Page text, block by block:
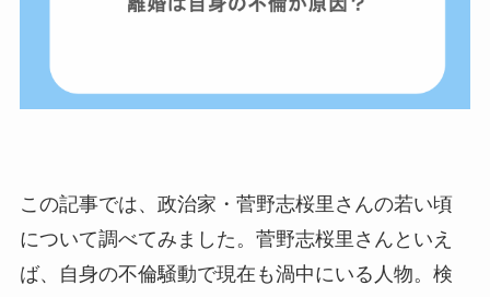
この記事では、政治家・菅野志桜里さんの若い頃
について調べてみました。菅野志桜里さんといえ
ば、自身の不倫騒動で現在も渦中にいる人物。検